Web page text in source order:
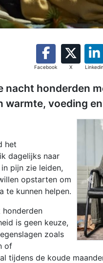
Facebook X Linkedin
nacht honderden
warmte, voeding
het
dagelijks naar
pijn zie leiden,
opstarten om
te kunnen helpen.
honderden
is geen keuze,
zoals
of
tijdens de koude